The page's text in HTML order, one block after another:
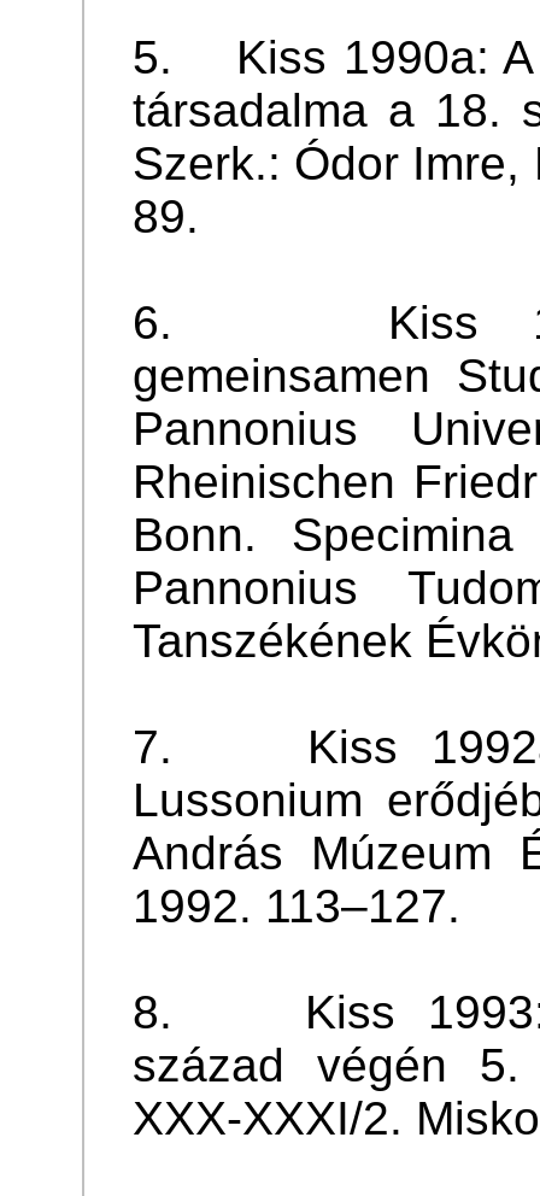
5. Kiss 1990a: A
társadalma a 18.
Szerk.: Ódor
89.
6. Kiss
gemeinsamen
Pannonius
Rheinischen
Bonn.
Pannonius
Tanszékének
7. Kiss 1992a:
Lussonium
András Múzeum
1992. 113–127.
8. Kiss 1993:
század végén 5.
XXX-XXXI/2.